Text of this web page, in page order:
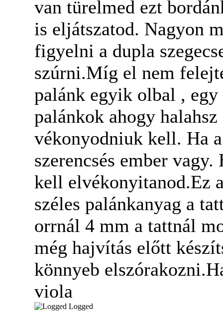
van türelmed ezt
is eljátszatod. Nagyon
figyelni a dupla
szúrni.Míg el nem
palánk egyik olbal ,
palánkok ahogy
vékonyodniuk kell. Ha
szerencsés ember
kell elvékonyitanod.Ez
széles palánkanyag a
orrnál 4 mm a tattnál
még hajvítás előtt
könnyeb
viola
Logged